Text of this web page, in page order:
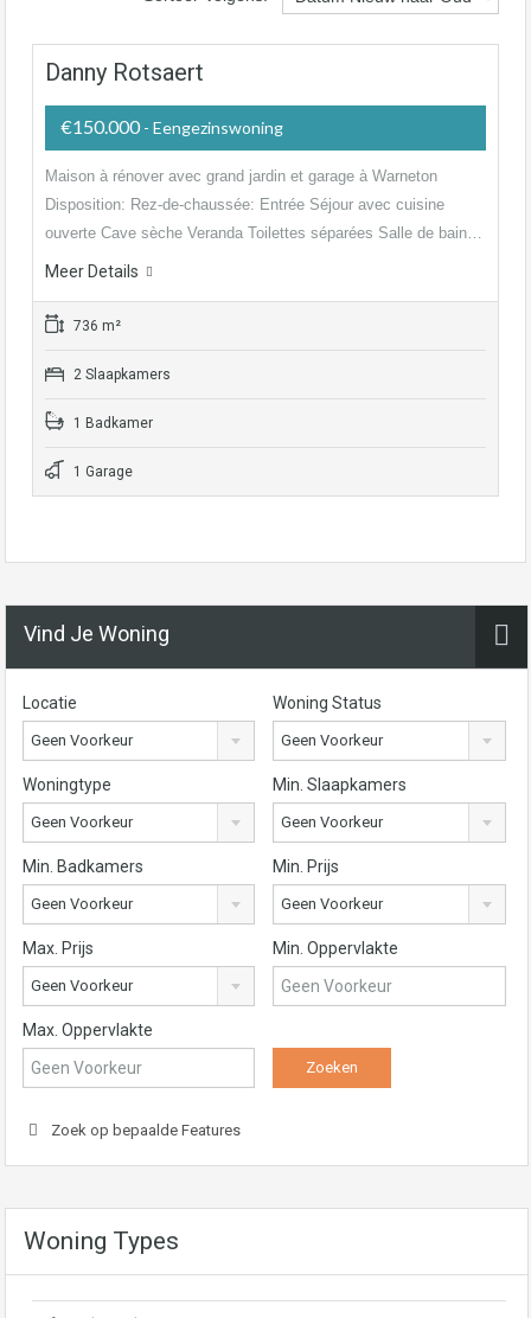
Danny Rotsaert
€150.000- Eengezinswoning
Maison à rénover avec grand jardin et garage à Warneton
Disposition: Rez-de-chaussée: Entrée Séjour avec cuisine
ouverte Cave sèche Veranda Toilettes séparées Salle de bain…
Meer Details
736 m²
2 Slaapkamers
1 Badkamer
1 Garage
Vind Je Woning
Locatie
Geen Voorkeur
Woning Status
Geen Voorkeur
Woningtype
Geen Voorkeur
Min. Slaapkamers
Geen Voorkeur
Min. Badkamers
Geen Voorkeur
Min. Prijs
Geen Voorkeur
Max. Prijs
Geen Voorkeur
Min. Oppervlakte
Max. Oppervlakte
Zoek op bepaalde Features
Woning Types